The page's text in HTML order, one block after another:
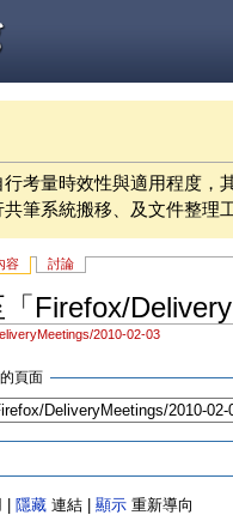
考量時效性與適用程度，
筆系統搬移、及文件整理
容 討論
Firefox/
2010-02-03
頁面
| 隱藏 連結 |顯示 重新導向